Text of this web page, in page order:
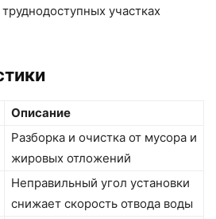
участках
Описание
Разборка и очистка от мусора и
жировых отложений
Неправильный угол установки
снижает скорость отвода воды